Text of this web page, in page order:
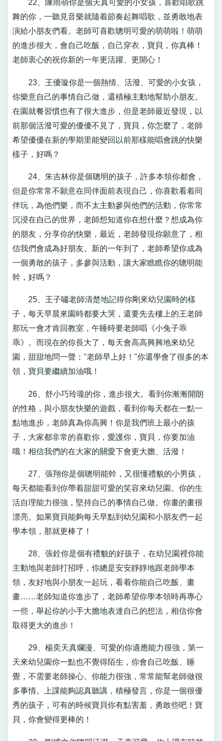
22、陳雨萌你是個天真可愛的小女孩，喜歡唱歌跳
舞的你，一聽見音樂就隨着節奏起舞唱歌，並勇敢地表
演給小朋友們看。老師可喜歡聰明可愛的萌萌啦！萌萌
的進步很大，會自己吃飯，自己穿衣，寶貝，你真棒！
老師衷心的祝你新的一年更活躍、更開心！
23、王優璇你是一個熱情、活潑、可愛的小女孩，
你樂意自己的事情自己做，還積極主動地幫助小朋友。
在園就餐習慣也有了很大進步，但是老師最近發現，以
前那個活潑可愛的優優不見了，寶貝，你怎麼了，老師
希望優優在新的學期里能變回以前那樣能唱會跳的快樂
樣子，好嗎？
24、朱吉林你是個聰明的孩子，許多本領你都會，
但是你常常不願意在同伴面前表現自己，你喜歡看着同
伴玩，為他們樂，而不太主動參與他們的活動，你常常
沉浸在自己的世界，老師想知道你在想什麼？想成為你
的朋友，分享你的快樂，最近，老師發現你願意了，相
信我們會成為好朋友。新的一年到了，老師希望你成為
一個勇敢的孩子，多參與活動，讓大家瞧瞧你的聰明能
幹，好嗎？
25、王子嘯老師清楚地記得你剛來幼兒園時的樣
子，每天早晨來園時都要大哭，還要先去樓上的王老師
那玩一會才肯回教室，午睡時要老師唱《小兔子乖
乖》。而現在的你長大了，每天會高高興興地來幼兒
園，甜甜地問一聲："老師早上好！"你還學會了很多的本
領，寶貝要繼續加油哦！
26、舒小巧玲瓏的你，進步很大。看到你漸漸開朗
的性格，與小朋友快樂的遊戲，看到你每天都在一點一
點地進步，老師真為你高興！你是我們班上最小的孩
子，大家都非常的喜歡你，愛護你，寶貝，你要加油
哦！相信我們的在大家的關愛下會更大膽、活潑！
27、張翔你是個聰明能幹，又很懂禮貌的小男孩，
每天都能看到你帶着甜甜可愛的笑容來幼兒園。你的生
活自理能力很強，堅持自己的事情自己做。你畫的畫很
漂亮。如果寶貝能夠每天早點到幼兒園和小朋友們一起
學本領，那就更棒了！
28、張銓你是個有禮貌的好孩子，在幼兒園裡你能
主動地與老師打招呼，你總是安安靜靜地跟老師學本
領，友好地與小朋友一起玩，看着你能自己吃飯、畫
畫……老師知道你進步了，老師希望你學本領時再專心
一些，舉起你的小手大膽地表達自己的想法，相信你會
取得更大的進步！
29、楊奕天真爛漫、可愛的你適應能力很強，第一
天來幼兒園你一點也不覺得陌生，你會自己吃飯、睡
覺，不需要老師操心。你能力很強，常常能幫老師做很
多事情。上課能夠認真聽講，積極發言，你是一個很優
秀的孩子，可有的時候寶貝你有點害羞，勇敢些吧！寶
貝，你會變得更棒的！